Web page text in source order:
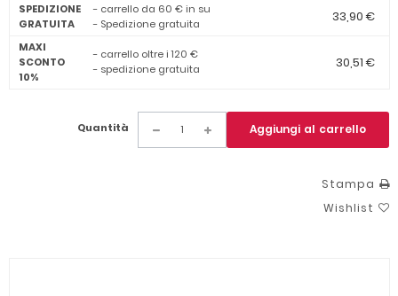
SPEDIZIONE
GRATUITA
- carrello da 60 € in su
- Spedizione gratuita
33,90 €
MAXI
SCONTO
10%
- carrello oltre i 120 €
- spedizione gratuita
30,51 €
Quantità Aggiungi al carrello
Stampa
Wishlist